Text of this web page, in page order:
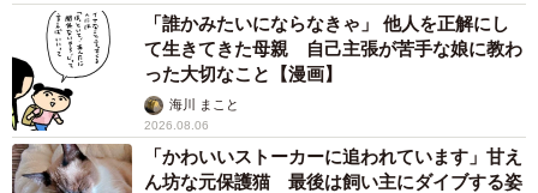
「誰かみたいにならなきゃ」 他人を正解にし
て生きてきた母親 自己主張が苦手な娘に教わ
った大切なこと【漫画】
海川 まこと
2026.08.06
「かわいいストーカーに追われています」甘え
ん坊な元保護猫 最後は飼い主にダイブする姿